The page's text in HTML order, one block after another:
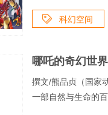
科幻空间
哪吒的奇幻世
撰文/熊品贞（国家
一部自然与生命的